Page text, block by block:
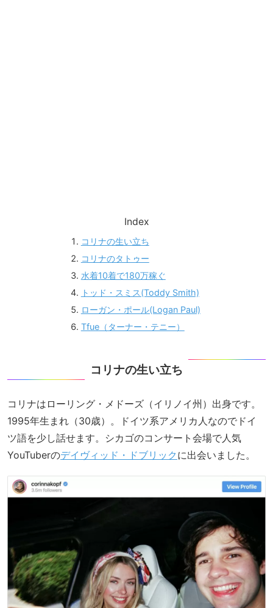
Index
コリナの生い立ち
コリナのタトゥー
水着10着で180万稼ぐ
トッド・スミス(Toddy Smith)
ローガン・ポール(Logan Paul)
Tfue（ターナー・テニー）
コリナの生い立ち
コリナはローリング・メドーズ（イリノイ州）出身です。
1995年生まれ（30歳）。ドイツ系アメリカ人なのでドイ
ツ語を少し話せます。シカゴのコンサート会場で人気
YouTuberのデイヴィッド・ドブリック に出会いました。